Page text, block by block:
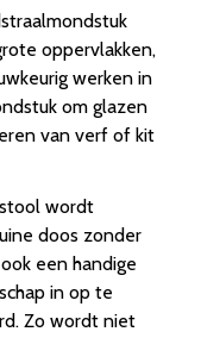
oppervlakken,
werken in
om glazen
van verf of kit
wordt
doos zonder
een handige
in op te
Zo wordt niet